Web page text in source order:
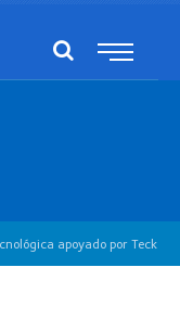
apoyado por Teck